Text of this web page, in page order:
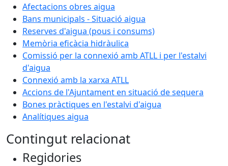
Afectacions obres aigua
Bans municipals - Situació aigua
Reserves d'aigua (pous i consums)
Memòria eficàcia hidràulica
Comissió per la connexió amb ATLL i per l'estalvi
d'aigua
Connexió amb la xarxa ATLL
Accions de l'Ajuntament en situació de sequera
Bones pràctiques en l'estalvi d'aigua
Analítiques aigua
Contingut relacionat
Regidories